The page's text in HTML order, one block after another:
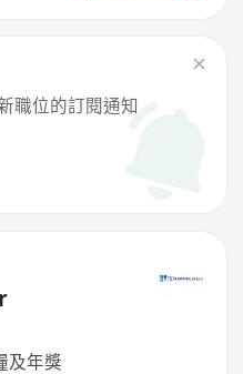
職位的訂閱通知
及年獎